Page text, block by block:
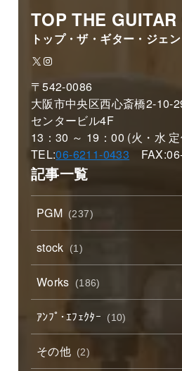
TOP THE
トップ・ザ・ギター・ジェ
X Instagram
〒542-0086
大阪市中央区西心斎橋2-10-
センタービル4F
13：30 ～ 19：00 (火・水
TEL:06-6211-0433
記事一覧
PGM (237)
stock (1)
Works (186)
ｱﾝﾌﾟ･ｴﾌｪｸﾀｰ (10)
その他 (2)